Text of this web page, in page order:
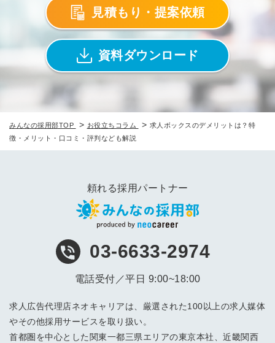
見積もり・提案依頼
資料ダウンロード
みんなの採用部TOP > お役立ちコラム > 求人ボックスのデメリットは？特
徴・メリット・口コミ・評判なども解説
頼れる採用パートナー
03-6633-2974
電話受付／平日 9:00~18:00
求人広告代理店ネオキャリアは、厳選された100以上の求人媒体
やその他採用サービスを取り扱い。
首都圏を中心とした関東一都三県エリアの東京本社、近畿関西